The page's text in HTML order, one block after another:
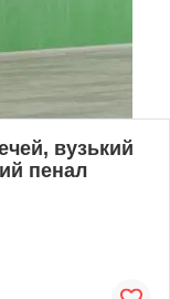
вузький
пенал